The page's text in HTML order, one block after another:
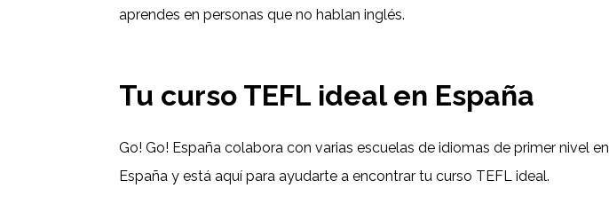
aprendes en personas que no hablan inglés.
Tu curso TEFL ideal en España
Go! Go! España colabora con varias escuelas de idiomas de primer nivel en
España y está aquí para ayudarte a encontrar tu curso TEFL ideal.